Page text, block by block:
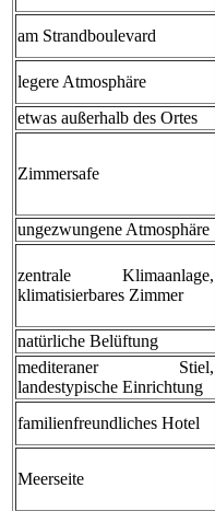
am Strandboulevard
legere Atmosphäre
etwas außerhalb des Ortes
Zimmersafe
ungezwungene Atmosphäre
zentrale Klimaanlage,
klimatisierbares Zimmer
natürliche Belüftung
mediteraner Stiel,
landestypische Einrichtung
familienfreundliches Hotel
Meerseite